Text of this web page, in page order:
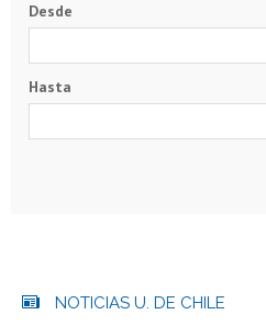
Desde
Hasta
NOTICIAS U. DE CHILE